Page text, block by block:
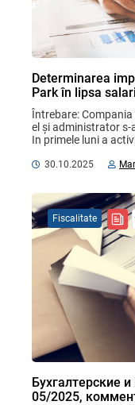
Determinarea
Park în lipsa
Întrebare:
el și administrator s-
In primele luni a
30.10.2025
Бухгалтерские
05/2025,
Fiscalitate